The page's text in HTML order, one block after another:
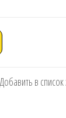
Добавить в